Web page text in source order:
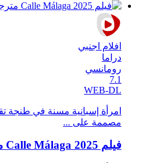
افلام اجنبي
دراما
رومانسي
7.1
WEB-DL
امرأة إسبانية مسنة في طنجة
مصممة على ...
فيلم Calle Málaga 2025 مترجم HD